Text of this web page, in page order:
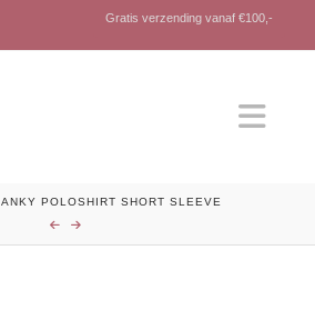
Gratis verzending vanaf €100,-
ANKY POLOSHIRT SHORT SLEEVE